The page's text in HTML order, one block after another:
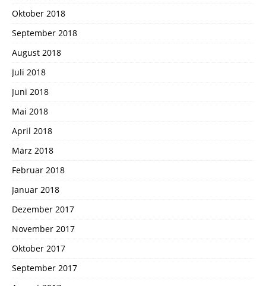
Oktober 2018
September 2018
August 2018
Juli 2018
Juni 2018
Mai 2018
April 2018
März 2018
Februar 2018
Januar 2018
Dezember 2017
November 2017
Oktober 2017
September 2017